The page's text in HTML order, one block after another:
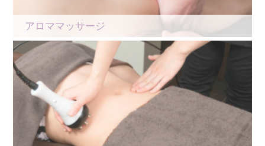
アロママッサージ